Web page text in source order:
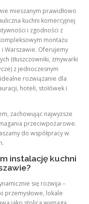
mieszanym prawidłowo
kuchni komercyjnej
i zgodności z
montażu
Warszawie. Oferujemy
(tłuszczowniki, zmywarki
z jednoczesnym
rozwiązanie dla
hoteli, stołówek i
zachowując najwyższe
przeciwpożarowe.
do współpracy w
instalację kuchni
się rozwija –
przemysłowe, lokale